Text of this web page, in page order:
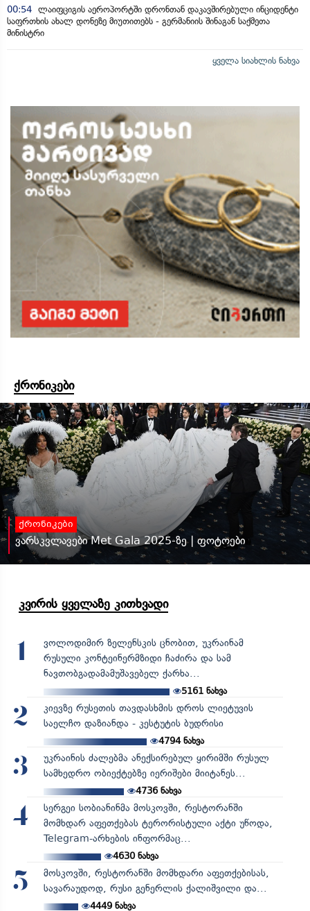
00:54 ლაიფციგის აეროპორტში დრონთან დაკავშირებული ინციდენტი
საფრთხის ახალ დონეზე მიუთითებს - გერმანიის შინაგან საქმეთა
მინისტრი
ყველა სიახლის ნახვა
ქრონიკები
ქრონიკები
ვარსკვლავები Met Gala 2025-ზე | ფოტოები
კვირის ყველაზე კითხვადი
1
ვოლოდიმირ ზელენსკის ცნობით, უკრაინამ
რუსული კონტეინერმზიდი ჩაძირა და სამ
ნავთობგადამამუშავებელ ქარხა...
5161 ნახვა
2
კიევზე რუსეთის თავდასხმის დროს ლიეტუვის
საელჩო დაზიანდა - კესტუტის ბუდრისი
4794ნახვა
3
უკრაინის ძალებმა ანექსირებულ ყირიმში რუსულ
სამხედრო ობიექტებზე იერიშები მიიტანეს...
4736ნახვა
4
სერგეი სობიანინმა მოსკოვში, რესტორანში
მომხდარ აფეთქებას ტერორისტული აქტი უწოდა,
Telegram-არხების ინფორმაც...
4630ნახვა
5
მოსკოვში, რესტორანში მომხდარი აფეთქებისას,
სავარაუდოდ, რუსი გენერლის ქალიშვილი და...
4449ნახვა